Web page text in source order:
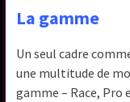
La gamme
Un seul cadre
une multitude de
gamme – Race, Pro